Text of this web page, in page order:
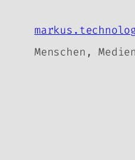
Inhalt
Menschen,